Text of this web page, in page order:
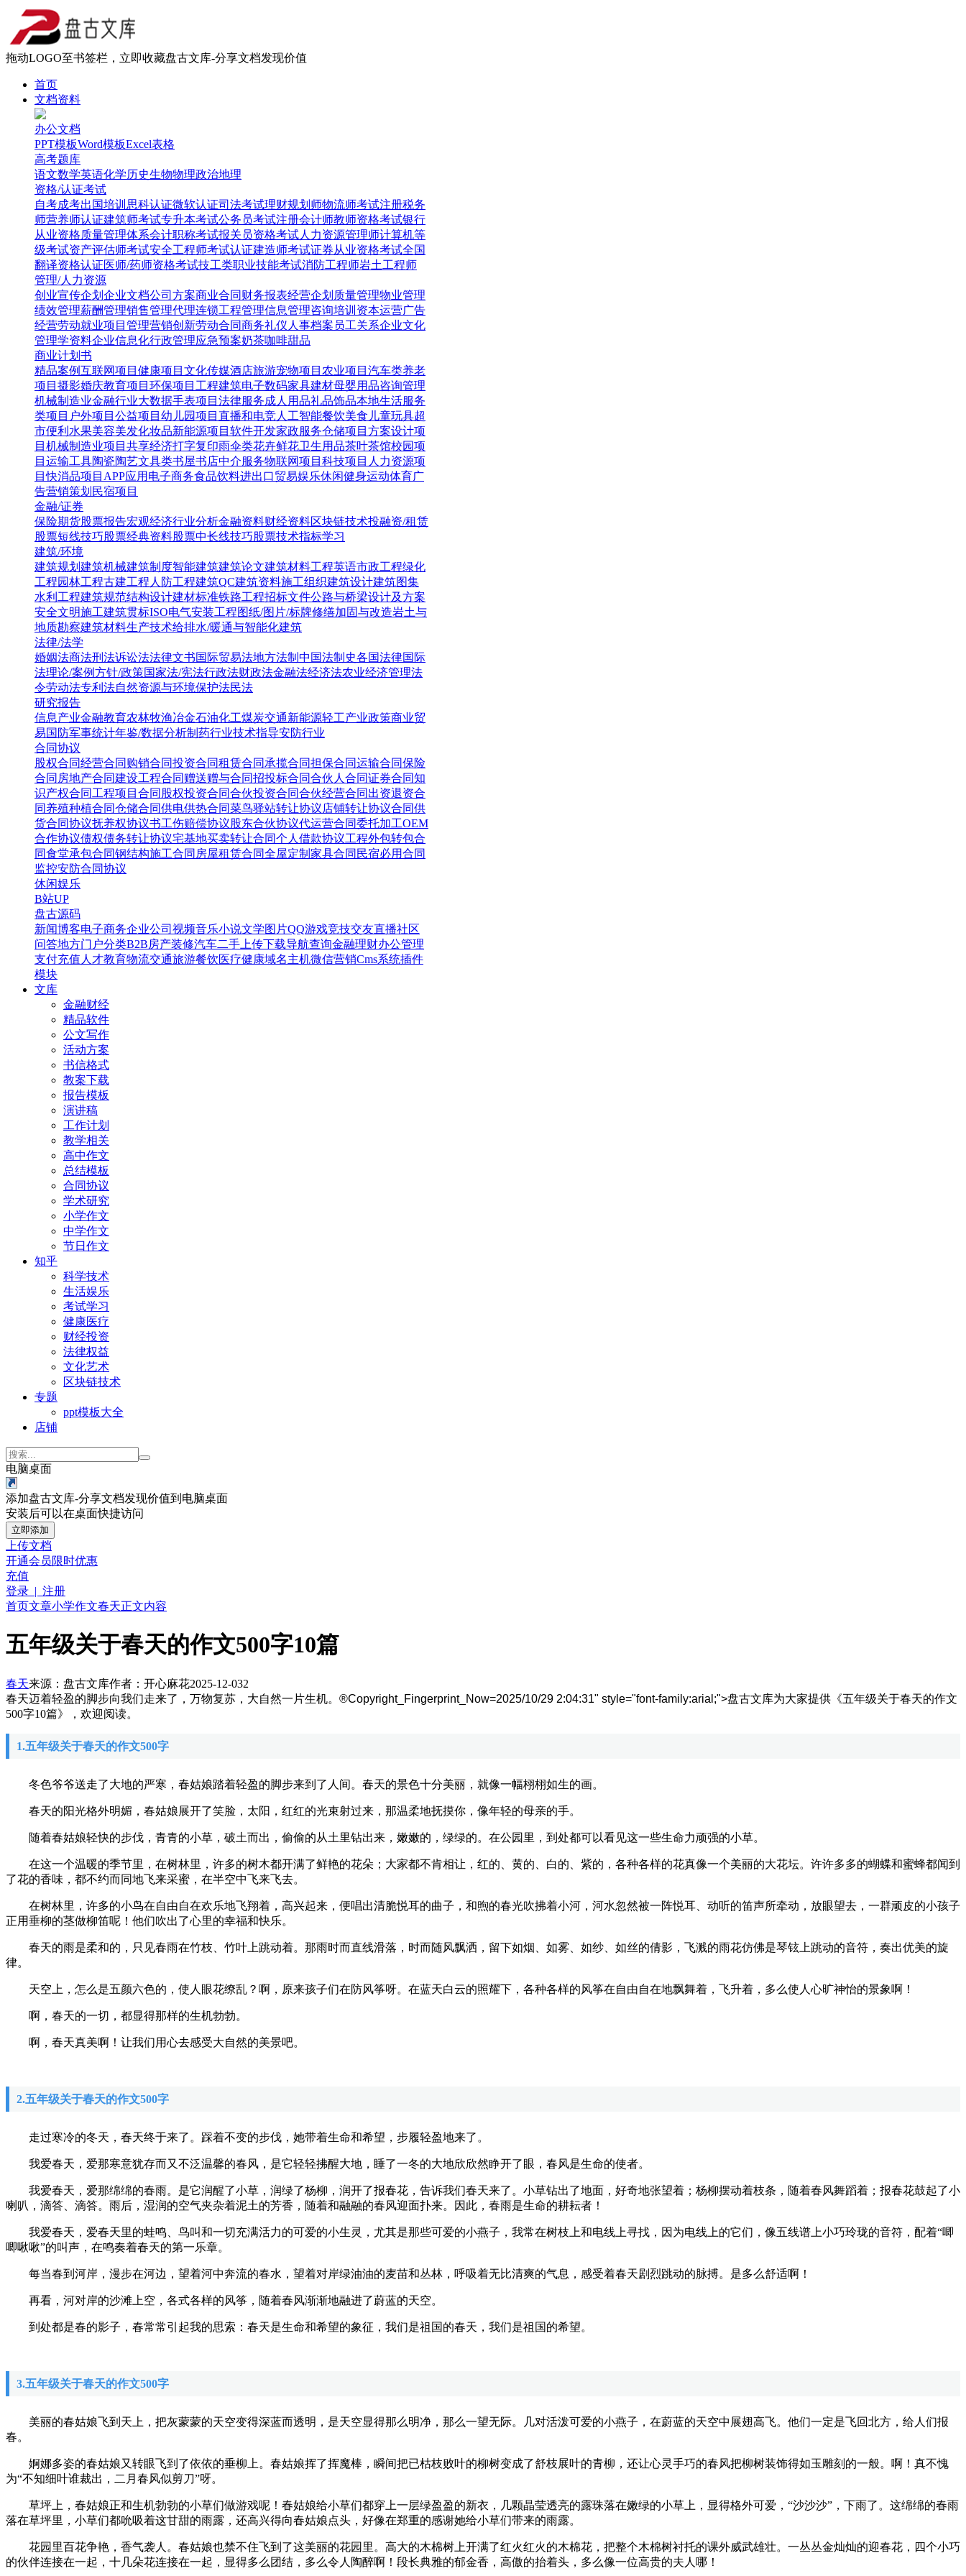
拖动LOGO至书签栏，立即收藏盘古文库-分享文档发现价值
首页
文档资料
办公文档
PPT模板Word模板Excel表格
高考题库
语文数学英语化学历史生物物理政治地理
资格/认证考试
自考成考出国培训 思科认证微软认证司法考试理财规划师物流师考试注册税务
师营养师认证建筑师考试专升本考试公务员考试注册会计师教师资格考试银行
从业资格质量管理体系会计职称考试报关员资格考试人力资源管理师计算机等
级考试资产评估师考试安全工程师考试认证建造师考试证券从业资格考试全国
翻译资格认证医师/药师资格考试技工类职业技能考试消防工程师岩土工程师
管理/人力资源
创业宣传企划 企业文档公司方案商业合同 财务报表经营企划 质量管理物业管理
绩效管理薪酬管理销售管理代理连锁工程管理信息管理咨询培训 资本运营广告
经营劳动就业项目管理营销创新劳动合同商务礼仪 人事档案 员工关系企业文化
管理学资料企业信息化行政管理应急预案奶茶咖啡甜品
商业计划书
精品案例互联网项目 健康项目 文化传媒酒店旅游宠物项目 农业项目 汽车类养老
项目 摄影婚庆教育项目 环保项目 工程建筑电子数码家具建材母婴用品咨询管理
机械制造业金融行业大数据手表项目 法律服务成人用品礼品饰品本地生活服务
类项目 户外项目 公益项目 幼儿园项目 直播和电竞人工智能餐饮美食 儿童玩具超
市便利水果美容美发化妆品新能源项目 软件开发家政服务仓储项目 方案设计项
目 机械制造业项目 共享经济打字复印雨伞类花卉鲜花卫生用品茶叶茶馆校园项
目 运输工具陶瓷陶艺文具类书屋书店中介服务物联网项目 科技项目 人力资源项
目快消品项目 APP应用 电子商务食品饮料进出口贸易娱乐休闲健身运动体育广
告营销策划 民宿项目
金融/证券
保险期货股票报告宏观经济行业分析金融资料财经资料区块链技术投融资/租赁
股票短线技巧股票经典资料股票中长线技巧股票技术指标学习
建筑/环境
建筑规划 建筑机械建筑制度智能建筑建筑论文建筑材料工程英语市政工程绿化
工程园林工程古建工程 人防工程建筑QC建筑资料施工组织建筑设计建筑图集
水利工程建筑规范结构设计建材标准铁路工程招标文件公路与桥梁设计及方案
安全文明施工建筑贯标ISO电气安装工程图纸/图片/标牌修缮加固与改造岩土与
地质勘察建筑材料生产技术给排水/暖通与智能化建筑
法律/法学
婚姻法商法刑法诉讼法法律文书国际贸易法地方法制 中国法制史各国法律国际
法理论/案例方针/政策国家法/宪法行政法财政法金融法经济法农业经济管理法
令劳动法专利法自然资源与环境保护法民法
研究报告
信息产业金融教育农林牧渔冶金石油化工煤炭交通新能源轻工产业政策商业贸
易国防军事统计年鉴/数据分析制药行业技术指导安防行业
合同协议
股权合同经营合同 购销合同投资合同租赁合同 承揽合同担保合同运输合同保险
合同 房地产合同建设工程合同 赠送赠与合同招投标合同合伙人合同证券合同知
识产权合同 工程项目合同 股权投资合同合伙投资合同合伙经营合同 出资退资合
同 养殖种植合同仓储合同供电供热合同菜鸟驿站转让协议店铺转让协议合同供
货合同协议抚养权协议书工伤赔偿协议股东合伙协议代运营合同委托加工OEM
合作协议债权债务转让协议宅基地买卖转让合同个人借款协议工程外包转包合
同食堂承包合同钢结构施工合同 房屋租赁合同全屋定制家具合同 民宿必用合同
监控安防合同协议
休闲娱乐
B站UP
盘古源码
新闻博客电子商务企业公司 视频音乐小说文学图片QQ游戏竞技交友直播社区
问答地方门户分类B2B房产装修汽车二手 上传下载导航查询金融理财办公管理
支付充值 人才教育物流交通旅游餐饮医疗健康域名主机微信营销Cms系统插件
模块
文库
金融财经
精品软件
公文写作
活动方案
书信格式
教案下载
报告模板
演讲稿
工作计划
教学相关
高中作文
总结模板
合同协议
学术研究
小学作文
中学作文
节日作文
知乎
科学技术
生活娱乐
考试学习
健康医疗
财经投资
法律权益
文化艺术
区块链技术
专题
ppt模板大全
店铺
电脑桌面
添加盘古文库-分享文档发现价值到电脑桌面
安装后可以在桌面快捷访问
立即添加
上传文档
开通会员限时优惠
充值
登录 | 注册
首页文章小学作文春天正文内容
五年级关于春天的作文500字10篇
春天来源：盘古文库作者：开心麻花2025-12-032
春天迈着轻盈的脚步向我们走来了，万物复苏，大自然一片生机。 ®Copyright_Fingerprint_Now=2025/10/29 2:04:31" style="font-family:arial;">盘古文库为大家提供《五年级关于春天的作文
500字10篇》，欢迎阅读。
1.五年级关于春天的作文500字
冬色爷爷送走了大地的严寒，春姑娘踏着轻盈的脚步来到了人间。春天的景色十分美丽，就像一幅栩栩如生的画。
春天的阳光格外明媚，春姑娘展开了笑脸，太阳，红红的光束射过来，那温柔地抚摸你，像年轻的母亲的手。
随着春姑娘轻快的步伐，青青的小草，破土而出，偷偷的从土里钻出来，嫩嫩的，绿绿的。在公园里，到处都可以看见这一些生命力顽强的小草。
在这一个温暖的季节里，在树林里，许多的树木都开满了鲜艳的花朵；大家都不肯相让，红的、黄的、白的、紫的，各种各样的花真像一个美丽的大花坛。许许多多的蝴蝶和蜜蜂都闻到
了花的香味，都不约而同地飞来采蜜，在半空中飞来飞去。
在树林里，许多的小鸟在自由自在欢乐地飞翔着，高兴起来，便唱出清脆悦耳的曲子，和煦的春光吹拂着小河，河水忽然被一阵悦耳、动听的笛声所牵动，放眼望去，一群顽皮的小孩子
正用垂柳的茎做柳笛呢！他们吹出了心里的幸福和快乐。
春天的雨是柔和的，只见春雨在竹枝、竹叶上跳动着。那雨时而直线滑落，时而随风飘洒，留下如烟、如雾、如纱、如丝的倩影，飞溅的雨花仿佛是琴铉上跳动的音符，奏出优美的旋
律。
天空上，怎么是五颜六色的，使人眼花缭乱？啊，原来孩子们在防风筝呀。在蓝天白云的照耀下，各种各样的风筝在自由自在地飘舞着，飞升着，多么使人心旷神怡的景象啊！
啊，春天的一切，都显得那样的生机勃勃。
啊，春天真美啊！让我们用心去感受大自然的美景吧。
2.五年级关于春天的作文500字
走过寒冷的冬天，春天终于来了。踩着不变的步伐，她带着生命和希望，步履轻盈地来了。
我爱春天，爱那寒意犹存而又不泛温馨的春风，是它轻轻拂醒大地，睡了一冬的大地欣欣然睁开了眼，春风是生命的使者。
我爱春天，爱那绵绵的春雨。是它润醒了小草，润绿了杨柳，润开了报春花，告诉我们春天来了。小草钻出了地面，好奇地张望着；杨柳摆动着枝条，随着春风舞蹈着；报春花鼓起了小
喇叭，滴答、滴答。雨后，湿润的空气夹杂着泥土的芳香，随着和融融的春风迎面扑来。因此，春雨是生命的耕耘者！
我爱春天，爱春天里的蛙鸣、鸟叫和一切充满活力的可爱的小生灵，尤其是那些可爱的小燕子，我常在树枝上和电线上寻找，因为电线上的它们，像五线谱上小巧玲珑的音符，配着“唧
唧啾啾”的叫声，在鸣奏着春天的第一乐章。
每当春到河岸，漫步在河边，望着河中奔流的春水，望着对岸绿油油的麦苗和丛林，呼吸着无比清爽的气息，感受着春天剧烈跳动的脉搏。是多么舒适啊！
再看，河对岸的沙滩上空，各式各样的风筝，随着春风渐渐地融进了蔚蓝的天空。
到处都是春的影子，春常常引起我的思索：春天是生命和希望的象征，我们是祖国的春天，我们是祖国的希望。
3.五年级关于春天的作文500字
美丽的春姑娘飞到天上，把灰蒙蒙的天空变得深蓝而透明，是天空显得那么明净，那么一望无际。几对活泼可爱的小燕子，在蔚蓝的天空中展翅高飞。他们一定是飞回北方，给人们报
春。
婀娜多姿的春姑娘又转眼飞到了依依的垂柳上。春姑娘挥了挥魔棒，瞬间把已枯枝败叶的柳树变成了舒枝展叶的青柳，还让心灵手巧的春风把柳树装饰得如玉雕刻的一般。啊！真不愧
为“不知细叶谁裁出，二月春风似剪刀”呀。
草坪上，春姑娘正和生机勃勃的小草们做游戏呢！春姑娘给小草们都穿上一层绿盈盈的新衣，几颗晶莹透亮的露珠落在嫩绿的小草上，显得格外可爱，“沙沙沙”，下雨了。这绵绵的春雨
落在草坪里，小草们都吮吸着这甘甜的雨露，还高兴得向春姑娘点头，好像在郑重的感谢她给小草们带来的雨露。
花园里百花争艳，香气袭人。春姑娘也禁不住飞到了这美丽的花园里。高大的木棉树上开满了红火红火的木棉花，把整个木棉树衬托的课外威武雄壮。一丛丛金灿灿的迎春花，四个小巧
的伙伴连接在一起，十几朵花连接在一起，显得多么团结，多么令人陶醉啊！段长典雅的郁金香，高傲的抬着头，多么像一位高贵的夫人哪！